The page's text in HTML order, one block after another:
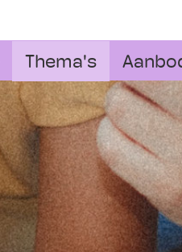
Thema's